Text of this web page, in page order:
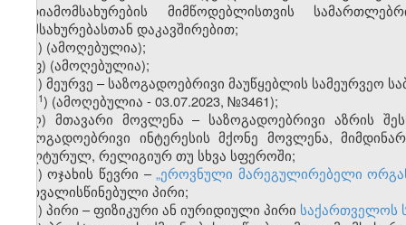
მედიამომსახურების მიმწოდებლისთვის
მომსახურებასთან დაკავშირებით;
უ) (ამოღებულია);
ფ) (ამოღებულია);
ქ) მეურვე – საზოგადოებრივი მაუწყებლის სამეურვეო
1) (ამოღებულია - 03.07.2023, №3461);
ღ) მთავარი მოვლენა – საზოგადოებრივი აზრის
საზოგადოებრივი ინტერესის მქონე მოვლენა,
კულტურულ, რელიგიურ თუ სხვა სფეროში;
ყ) ოჯახის წევრი –„ეროვნული მარეგულირებელი
გათვალისწინებული პირი;
შ) პირი – ფიზიკური ან იურიდიული პირი საქართველოს